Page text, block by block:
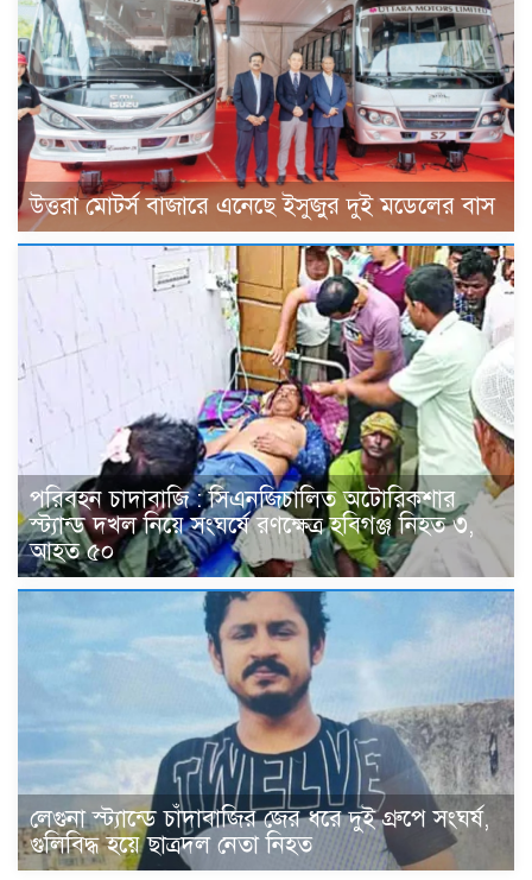
উত্তরা মোটর্স বাজারে এনেছে ইসুজুর দুই মডেলের বাস
পরিবহন চাদাবাজি : সিএনজিচালিত অটোরিকশার
স্ট্যান্ড দখল নিয়ে সংঘর্ষে রণক্ষেত্র হবিগঞ্জ নিহত ৩,
আহত ৫০
লেগুনা স্ট্যান্ডে চাঁদাবাজির জের ধরে দুই গ্রুপে সংঘর্ষ,
গুলিবিদ্ধ হয়ে ছাত্রদল নেতা নিহত